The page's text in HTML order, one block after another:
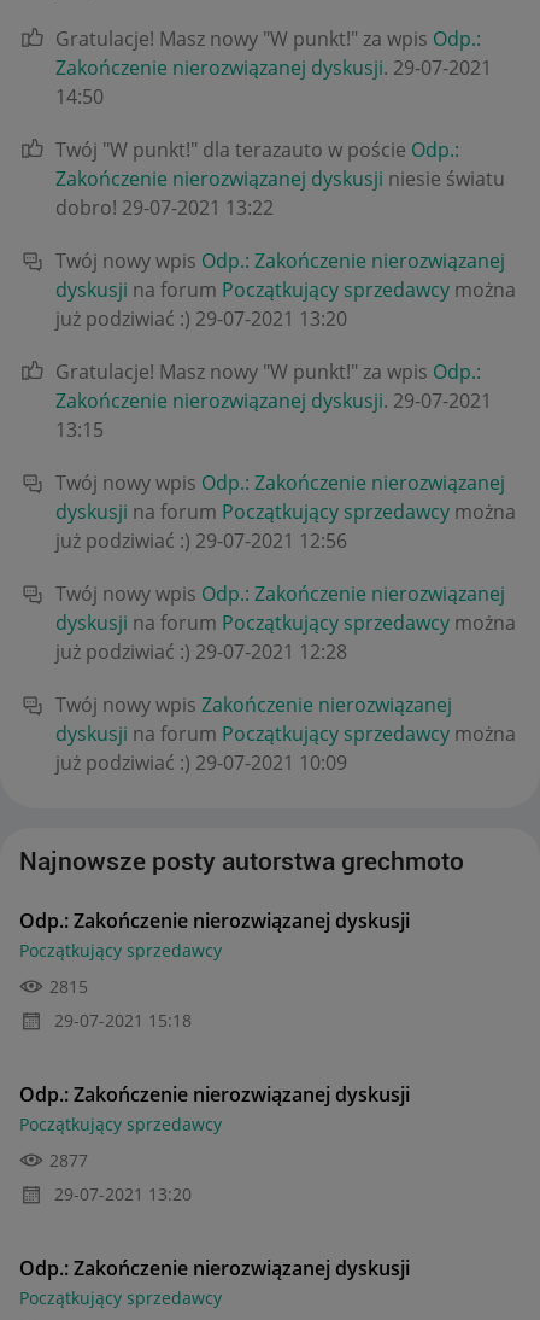
Gratulacje! Masz nowy "W punkt!" za wpis Odp.:
Zakończenie nierozwiązanej dyskusji. ‎29-07-2021
14:50
Twój "W punkt!" dla terazauto w poście Odp.:
Zakończenie nierozwiązanej dyskusji niesie światu
dobro! ‎29-07-2021 13:22
Twój nowy wpis Odp.: Zakończenie nierozwiązanej
dyskusji na forum Początkujący sprzedawcy można
już podziwiać :) ‎29-07-2021 13:20
Gratulacje! Masz nowy "W punkt!" za wpis Odp.:
Zakończenie nierozwiązanej dyskusji. ‎29-07-2021
13:15
Twój nowy wpis Odp.: Zakończenie nierozwiązanej
dyskusji na forum Początkujący sprzedawcy można
już podziwiać :) ‎29-07-2021 12:56
Twój nowy wpis Odp.: Zakończenie nierozwiązanej
dyskusji na forum Początkujący sprzedawcy można
już podziwiać :) ‎29-07-2021 12:28
Twój nowy wpis Zakończenie nierozwiązanej
dyskusji na forum Początkujący sprzedawcy można
już podziwiać :) ‎29-07-2021 10:09
Najnowsze posty autorstwa grechmoto
Odp.: Zakończenie nierozwiązanej dyskusji
Początkujący sprzedawcy
2815
‎29-07-2021 15:18
Odp.: Zakończenie nierozwiązanej dyskusji
Początkujący sprzedawcy
2877
‎29-07-2021 13:20
Odp.: Zakończenie nierozwiązanej dyskusji
Początkujący sprzedawcy